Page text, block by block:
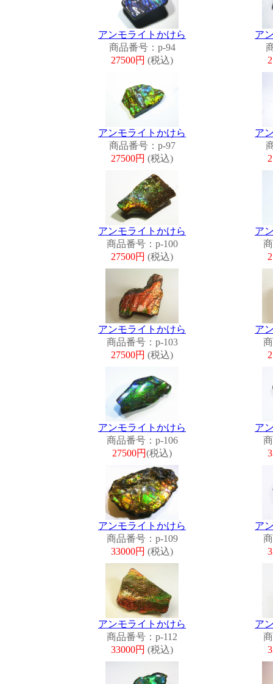
アンモライトかけら
商品番号：p-94
27500円 (税込)
ア
アンモライトかけら
商品番号：p-97
27500円 (税込)
ア
アンモライトかけら
商品番号：p-100
27500円 (税込)
ア
アンモライトかけら
商品番号：p-103
27500円 (税込)
ア
アンモライトかけら
商品番号：p-106
27500円(税込)
ア
アンモライトかけら
商品番号：p-109
33000円 (税込)
ア
アンモライトかけら
商品番号：p-112
33000円 (税込)
ア